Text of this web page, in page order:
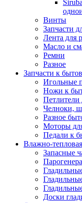
Винты
Запчасти
Лента для
Масло и
Ремни
Разное
Запчасти к
Игольные
Ножи к
Челноки,
Разное
Моторы
Педали к
Влажно-
Запасные
Доски